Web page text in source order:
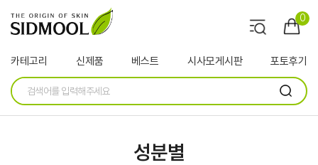
0
카테고리 신제품 베스트 시사모게시판 포토후기
성분별